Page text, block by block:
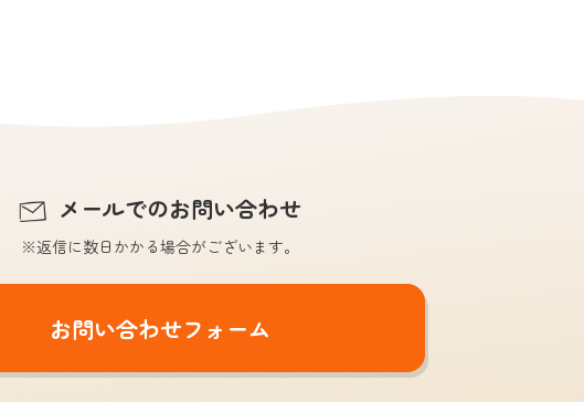
メールでのお問い合わせ
※返信に数日かかる場合がございます。
お問い合わせフォーム